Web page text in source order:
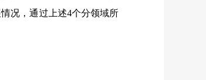
况，通过上述4个分领域所